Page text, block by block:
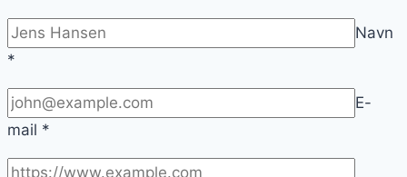
Navn
*
E-
mail *